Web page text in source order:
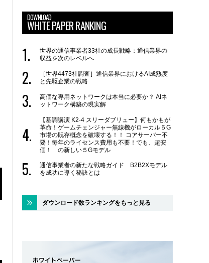
DOWNLOAD
WHITE PAPER RANKING
世界の通信事業者33社の成長戦略：通信業界の
収益を次のレベルへ
［世界4473社調査］通信業界におけるAI成熟度
と先駆企業の戦略
高価な専用ネットワークは本当に必要か？ AIネ
ットワーク構築の現実解
【基調講演 K2-4 スリーダブリュー】何もかもが
革命！ゲームチェンジャー無線機がローカル５G
市場の既存概念を破壊する！！ コアサーバー不
要！毎年のライセンス費用も不要！でも、超安
価！ の新しい５Gモデル
通信事業者の新たな戦略ガイド B2B2Xモデル
を成功に導く秘訣とは
ダウンロード数ランキングをもっと見る